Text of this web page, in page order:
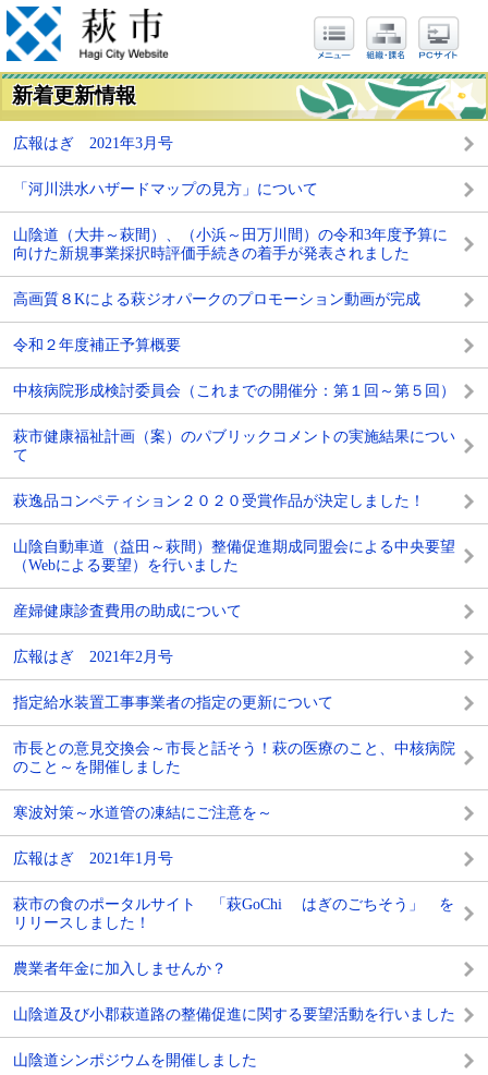
新着更新情報
広報はぎ 2021年3月号
「河川洪水ハザードマップの見方」について
山陰道（大井～萩間）、（小浜～田万川間）の令和3年度予算に
向けた新規事業採択時評価手続きの着手が発表されました
高画質８Kによる萩ジオパークのプロモーション動画が完成
令和２年度補正予算概要
中核病院形成検討委員会（これまでの開催分：第１回～第５回）
萩市健康福祉計画（案）のパブリックコメントの実施結果につい
て
萩逸品コンペティション２０２０受賞作品が決定しました！
山陰自動車道（益田～萩間）整備促進期成同盟会による中央要望
（Webによる要望）を行いました
産婦健康診査費用の助成について
広報はぎ 2021年2月号
指定給水装置工事事業者の指定の更新について
市長との意見交換会～市長と話そう！萩の医療のこと、中核病院
のこと～を開催しました
寒波対策～水道管の凍結にご注意を～
広報はぎ 2021年1月号
萩市の食のポータルサイト 「萩GoChi はぎのごちそう」 を
リリースしました！
農業者年金に加入しませんか？
山陰道及び小郡萩道路の整備促進に関する要望活動を行いました
山陰道シンポジウムを開催しました